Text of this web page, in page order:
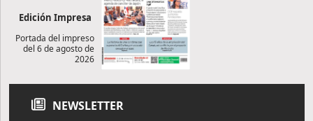
Edición Impresa
Portada del impreso
del 6 de agosto de
2026
NEWSLETTER